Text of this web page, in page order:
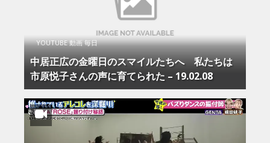
YOUTUBE 動画 毎日
中居正広の金曜日のスマイルたちへ 私たちは
市原悦子さんの声に育てられた – 19.02.08